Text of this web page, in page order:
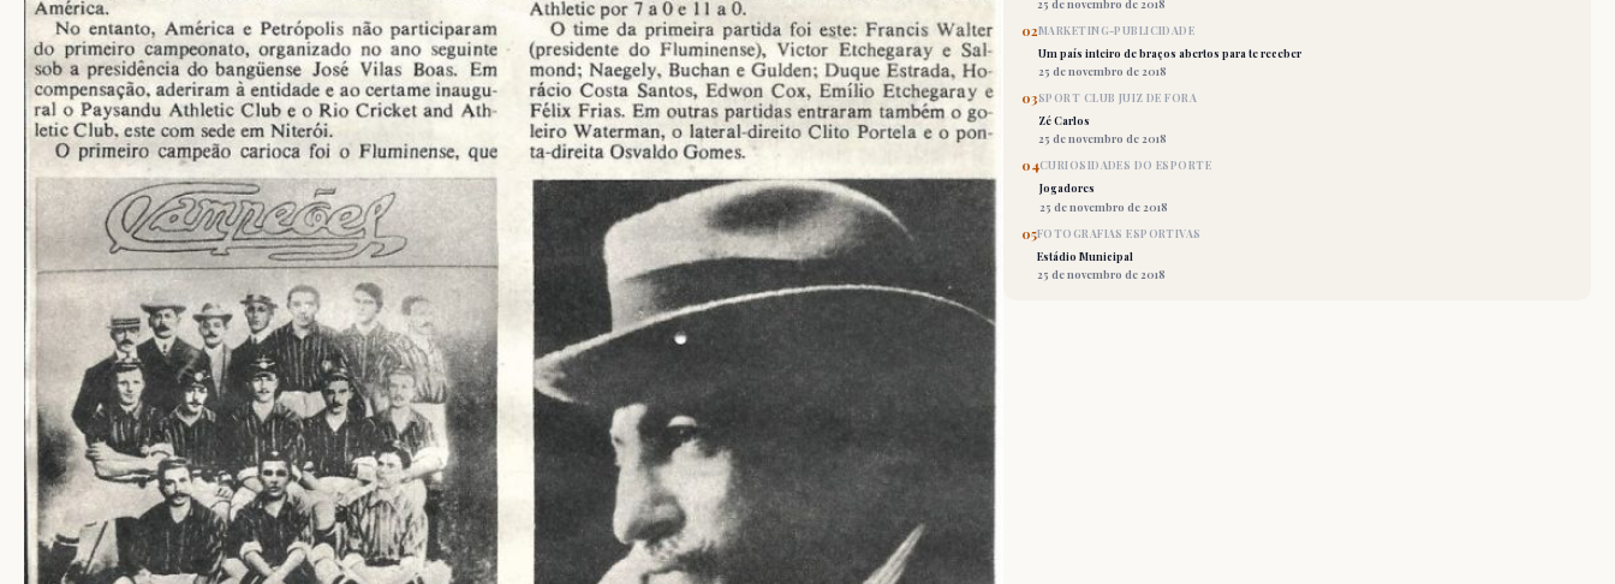
25 de novembro de 2018
02MARKETING-PUBLICIDADE
Um país inteiro de braços abertos para te receber
25 de novembro de 2018
03SPORT CLUB JUIZ DE FORA
Zé Carlos
25 de novembro de 2018
04CURIOSIDADES DO ESPORTE
Jogadores
25 de novembro de 2018
05FOTOGRAFIAS ESPORTIVAS
Estádio Municipal
25 de novembro de 2018